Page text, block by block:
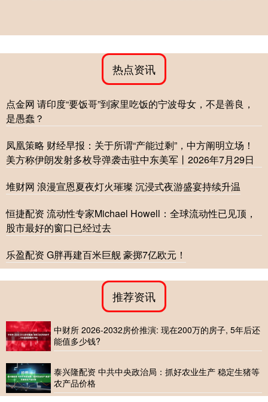
热点资讯
点金网 请印度“要饭哥”到家里吃饭的宁波母女，不是善良，
是愚蠢？
凤凰策略 财经早报：关于所谓“产能过剩”，中方阐明立场！
美方称伊朗发射多枚导弹袭击驻中东美军丨2026年7月29日
堆财网 浪漫宣恩夏夜灯火璀璨 沉浸式夜游盛宴持续升温
恒捷配资 流动性专家Michael Howell：全球流动性已见顶，
股市最好的窗口已经过去
乐盈配资 G胖再建百米巨舰 豪掷7亿欧元！
推荐资讯
中财所 2026-2032房价推演: 现在200万的房子, 5年后还
能值多少钱?
泰兴隆配资 中共中央政治局：抓好农业生产 稳定生猪等
农产品价格